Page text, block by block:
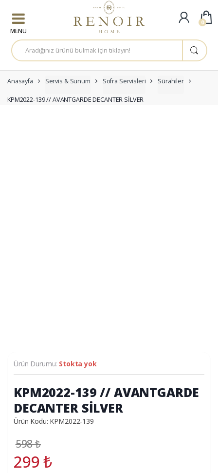
A
r
a
a
:
Anasayfa Servis & Sunum Sofra Servisleri Sürahiler
KPM2022-139 // AVANTGARDE DECANTER SİLVER
Ürün Durumu: Stokta yok
KPM2022-139 // AVANTGARDE
DECANTER SİLVER
Ürün Kodu: KPM2022-139
598₺
299₺
0